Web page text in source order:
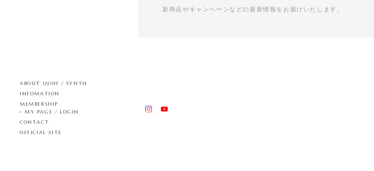
ABOUT UJOH / SYNTH
INFOMATION
MEMBERSHIP
MY PAGE / LOGIN
CONTACT
OFFICIAL SITE
新商品やキャンペーンなどの最新情報をお届けいたします。